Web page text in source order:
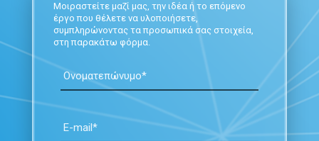
Μοιραστείτε μαζί μας, την ιδέα ή το επόμενο
έργο που θέλετε να υλοποιήσετε,
συμπληρώνοντας τα προσωπικά σας στοιχεία,
στη παρακάτω φόρμα.